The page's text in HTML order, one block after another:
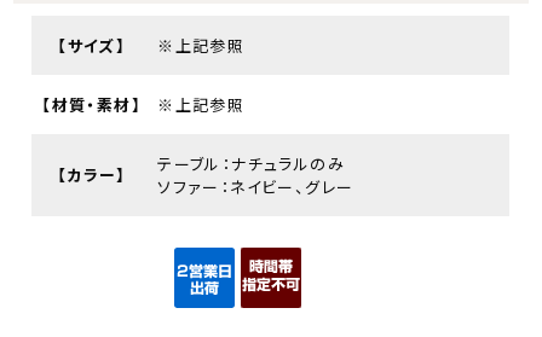
【サイズ】 ※上記参照
【材質・素材】 ※上記参照
【カラー】
テーブル：ナチュラルのみ
ソファー：ネイビー、グレー